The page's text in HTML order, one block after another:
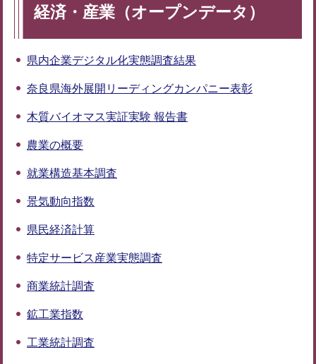
経済・産業（オープンデータ）
県内企業デジタル化実態調査結果
奈良県海外展開リーディングカンパニー表彰
木質バイオマス実証実験 報告書
農業の概要
就業構造基本調査
景気動向指数
県民経済計算
特定サービス産業実態調査
商業統計調査
鉱工業指数
工業統計調査